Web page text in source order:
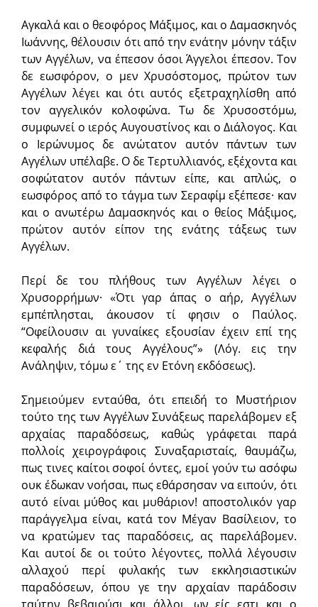
Αγκαλά και ο θεοφόρος Μάξιμος, και ο Δαμασκηνός
Ιωάννης, θέλουσιν ότι από την ενάτην μόνην τάξιν
των Αγγέλων, να έπεσον όσοι Άγγελοι έπεσον. Τον
δε εωσφόρον, ο μεν Χρυσόστομος, πρώτον των
Αγγέλων λέγει και ότι αυτός εξετραχηλίσθη από
τον αγγελικόν κολοφώνα. Τω δε Χρυσοστόμω,
συμφωνεί ο ιερός Αυγουστίνος και ο Διάλογος. Kαι
ο Ιερώνυμος δε ανώτατον αυτόν πάντων των
Αγγέλων υπέλαβε. Ο δε Τερτυλλιανός, εξέχοντα και
σοφώτατον αυτόν πάντων είπε, και απλώς, ο
εωσφόρος από το τάγμα των Σεραφίμ εξέπεσε· καν
και ο ανωτέρω Δαμασκηνός και ο θείος Μάξιμος,
πρώτον αυτόν είπον της ενάτης τάξεως των
Αγγέλων.
Περί δε του πλήθους των Αγγέλων λέγει ο
Χρυσορρήμων· «Ότι γαρ άπας ο αήρ, Αγγέλων
εμπέπλησται, άκουσον τί φησιν ο Παύλος.
“Οφείλουσιν αι γυναίκες εξουσίαν έχειν επί της
κεφαλής διά τους Αγγέλους”» (Λόγ. εις την
Ανάληψιν, τόμω ε΄ της εν Ετόνη εκδόσεως).
Σημειούμεν ενταύθα, ότι επειδή το Μυστήριον
τούτο της των Αγγέλων Συνάξεως παρελάβομεν εξ
αρχαίας παραδόσεως, καθώς γράφεται παρά
πολλοίς χειρογράφοις Συναξαρισταίς, θαυμάζω,
πως τινες καίτοι σοφοί όντες, εμοί γούν τω ασόφω
ουκ έδωκαν νοήσαι, πως εθάρσησαν να ειπούν, ότι
αυτό είναι μύθος και μυθάριον! αποστολικόν γαρ
παράγγελμα είναι, κατά τον Μέγαν Βασίλειον, το
να κρατώμεν τας παραδόσεις, ας παρελάβομεν.
Kαι αυτοί δε οι τούτο λέγοντες, πολλά λέγουσιν
αλλαχού περί φυλακής των εκκλησιαστικών
παραδόσεων, όπου γε την αρχαίαν παράδοσιν